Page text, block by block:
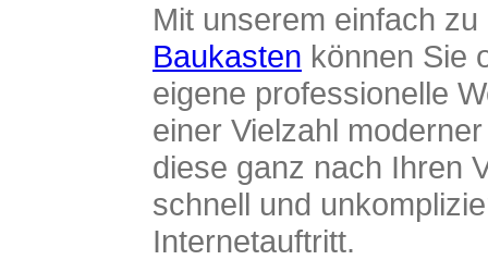
Mit unserem einfach
Baukasten können Sie
eigene professionelle
einer Vielzahl
diese ganz nach Ihren
schnell und
Internetauftritt.